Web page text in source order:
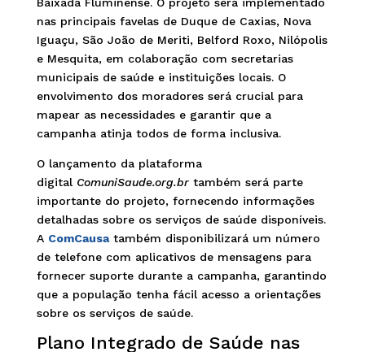
nas principais favelas de Duque de Caxias, Nova
Iguaçu, São João de Meriti, Belford Roxo, Nilópolis
e Mesquita, em colaboração com secretarias
municipais de saúde e instituições locais. O
envolvimento dos moradores será crucial para
mapear as necessidades e garantir que a
campanha atinja todos de forma inclusiva.
O lançamento da plataforma
digital ComuniSaude.org.brtambém será parte
importante do projeto, fornecendo informações
detalhadas sobre os serviços de saúde disponíveis.
A ComCausatambém disponibilizará um número
de telefone com aplicativos de mensagens para
fornecer suporte durante a campanha, garantindo
que a população tenha fácil acesso a orientações
sobre os serviços de saúde.
Plano Integrado de Saúde nas